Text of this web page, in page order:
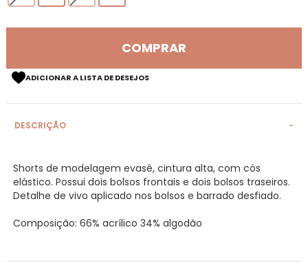
COMPRAR
ADICIONAR A LISTA DE DESEJOS
DESCRIÇÃO
Shorts de modelagem evasê, cintura alta, com cós
elástico. Possui dois bolsos frontais e dois bolsos traseiros.
Detalhe de vivo aplicado nos bolsos e barrado desfiado.
Composição: 66% acrílico 34% algodão